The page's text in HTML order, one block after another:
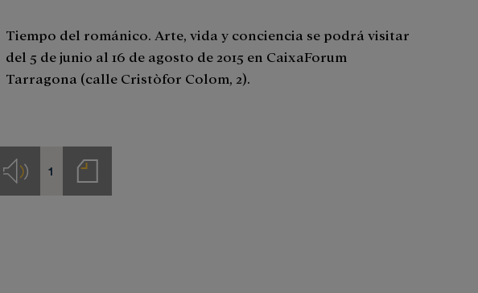
Tiempo del románico. Arte, vida y conciencia se podrá visitar
del 5 de junio al 16 de agosto de 2015 en CaixaForum
Tarragona (calle Cristòfor Colom, 2).
Audios
1
Notas
de